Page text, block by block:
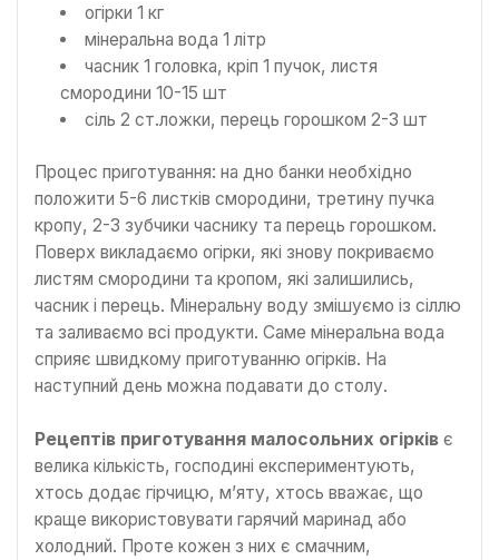
огірки 1 кг
мінеральна вода 1 літр
часник 1 головка, кріп 1 пучок, листя
смородини 10-15 шт
сіль 2 ст.ложки, перець горошком 2-3 шт
Процес приготування: на дно банки необхідно
положити 5-6 листків смородини, третину пучка
кропу, 2-3 зубчики часнику та перець горошком.
Поверх викладаємо огірки, які знову покриваємо
листям смородини та кропом, які залишились,
часник і перець. Мінеральну воду змішуємо із сіллю
та заливаємо всі продукти. Саме мінеральна вода
сприяє швидкому приготуванню огірків. На
наступний день можна подавати до столу.
Рецептів приготування малосольних огірків є
велика кількість, господині експериментують,
хтось додає гірчицю, м’яту, хтось вважає, що
краще використовувати гарячий маринад або
холодний. Проте кожен з них є смачним,